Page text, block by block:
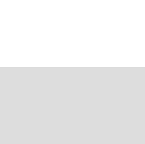
3869